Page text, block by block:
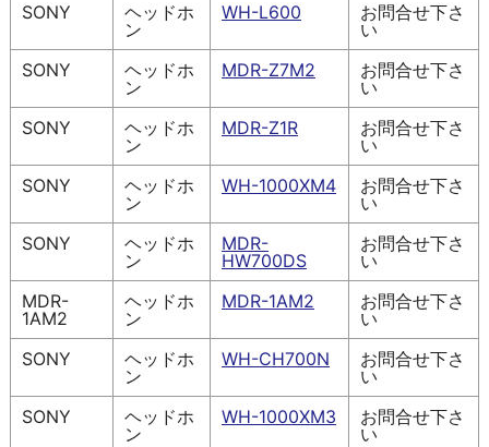
SONY
ヘッドホ
ン
WH-L600
お問合せ下さ
い
SONY
ヘッドホ
ン
MDR-Z7M2
お問合せ下さ
い
SONY
ヘッドホ
ン
MDR-Z1R
お問合せ下さ
い
SONY
ヘッドホ
ン
WH-1000XM4
お問合せ下さ
い
SONY
ヘッドホ
ン
MDR-
HW700DS
お問合せ下さ
い
MDR-
1AM2
ヘッドホ
ン
MDR-1AM2
お問合せ下さ
い
SONY
ヘッドホ
ン
WH-CH700N
お問合せ下さ
い
SONY
ヘッドホ
ン
WH-1000XM3
お問合せ下さ
い